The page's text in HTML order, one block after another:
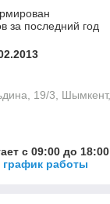
за последний год
19/3, Шымкент,
с 09:00 до 18:00
график работы